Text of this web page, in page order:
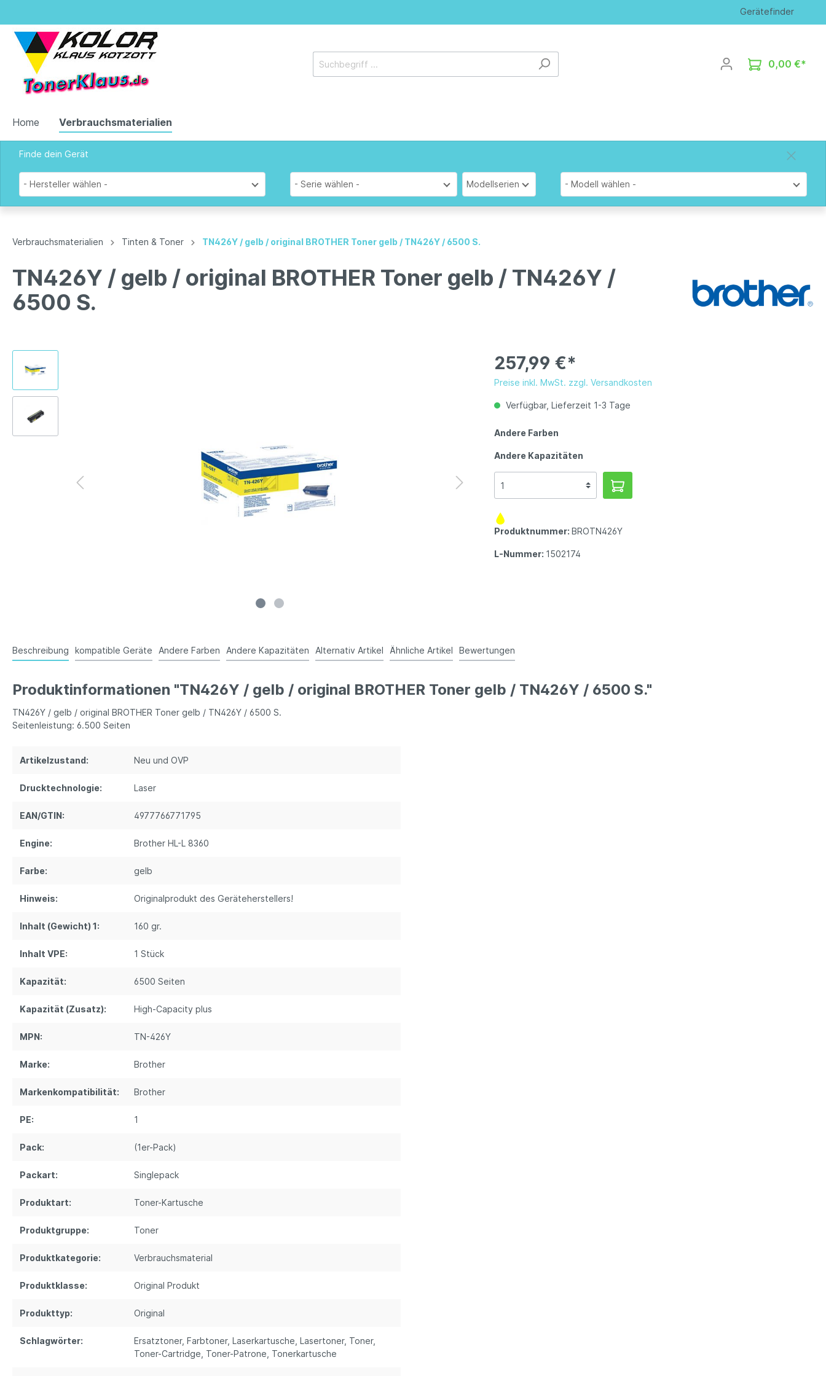
Gerätefinder
0,00 €*
Home Verbrauchsmaterialien
Finde dein Gerät
- Hersteller wählen - - Serie wählen - Modellserien - Modell wählen -
Verbrauchsmaterialien Tinten & Toner TN426Y / gelb / original BROTHER Toner gelb / TN426Y / 6500 S.
TN426Y / gelb / original BROTHER Toner gelb / TN426Y /
6500 S.
257,99 €*
Preise inkl. MwSt. zzgl. Versandkosten
Verfügbar, Lieferzeit 1-3 Tage
Andere Farben
Andere Kapazitäten
Produktnummer: BROTN426Y
L-Nummer: 1502174
Beschreibung kompatible Geräte Andere Farben Andere Kapazitäten Alternativ Artikel Ähnliche Artikel Bewertungen
Produktinformationen "TN426Y / gelb / original BROTHER Toner gelb / TN426Y / 6500 S."
TN426Y / gelb / original BROTHER Toner gelb / TN426Y / 6500 S.
Seitenleistung: 6.500 Seiten
Artikelzustand: Neu und OVP
Drucktechnologie: Laser
EAN/GTIN: 4977766771795
Engine: Brother HL-L 8360
Farbe: gelb
Hinweis: Originalprodukt des Geräteherstellers!
Inhalt (Gewicht) 1: 160 gr.
Inhalt VPE: 1 Stück
Kapazität: 6500 Seiten
Kapazität (Zusatz): High-Capacity plus
MPN: TN-426Y
Marke: Brother
Markenkompatibilität: Brother
PE: 1
Pack: (1er-Pack)
Packart: Singlepack
Produktart: Toner-Kartusche
Produktgruppe: Toner
Produktkategorie: Verbrauchsmaterial
Produktklasse: Original Produkt
Produkttyp: Original
Schlagwörter: Ersatztoner, Farbtoner, Laserkartusche , Lasertoner, Toner,
Toner-Cartridge , Toner-Patrone , Tonerkartusche